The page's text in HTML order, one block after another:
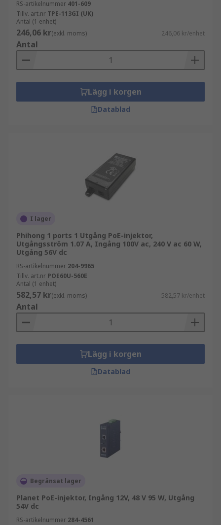
RS-artikelnummer 401-609
Tillv. art.nr TPE-113GI (UK)
Antal (1 enhet)
246,06 kr(exkl. moms) 246,06 kr/enhet
Antal
Lägg i korgen
Datablad
I lager
Phihong 1 ports 1 Utgång PoE-injektor,
Utgångsström 1.07 A, Ingång 100V ac, 240 V ac 60 W,
Utgång 56V dc
RS-artikelnummer 204-9965
Tillv. art.nr POE60U-560E
Antal (1 enhet)
582,57 kr(exkl. moms) 582,57 kr/enhet
Antal
Lägg i korgen
Datablad
Begränsat lager
Planet PoE-injektor, Ingång 12V, 48 V 95 W, Utgång
54V dc
RS-artikelnummer 284-4561